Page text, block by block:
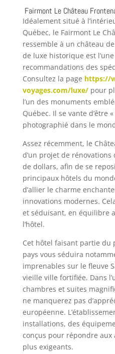
Fairmont Le Château
Idéalement situé à
Québec, le Fairmont Le
ressemble à un château
de luxe historique est
recommandations des
Consultez la page https://
voyages.com/luxe/pour
l’un des monuments
Québec. Il se vante d’être
photographié dans le
Assez récemment, le
d’un projet de rénovations
de dollars, afin de se
principaux hôtels du
d’allier le charme
innovations modernes.
et séduisant, en équilibre
l’hôtel.
Cet hôtel faisant partie
pays vous séduira
imprenables sur le fleuve
vieille ville fortifiée. Dans
chambres et suites
ne manquerez pas
européenne.
installations, des
conçus pour répondre aux
plus exigeants.